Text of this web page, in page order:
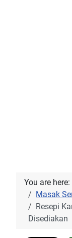
You are here:
Masak
Resepi
Disediakan